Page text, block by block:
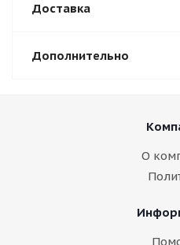
Доставка
Дополнительно
О